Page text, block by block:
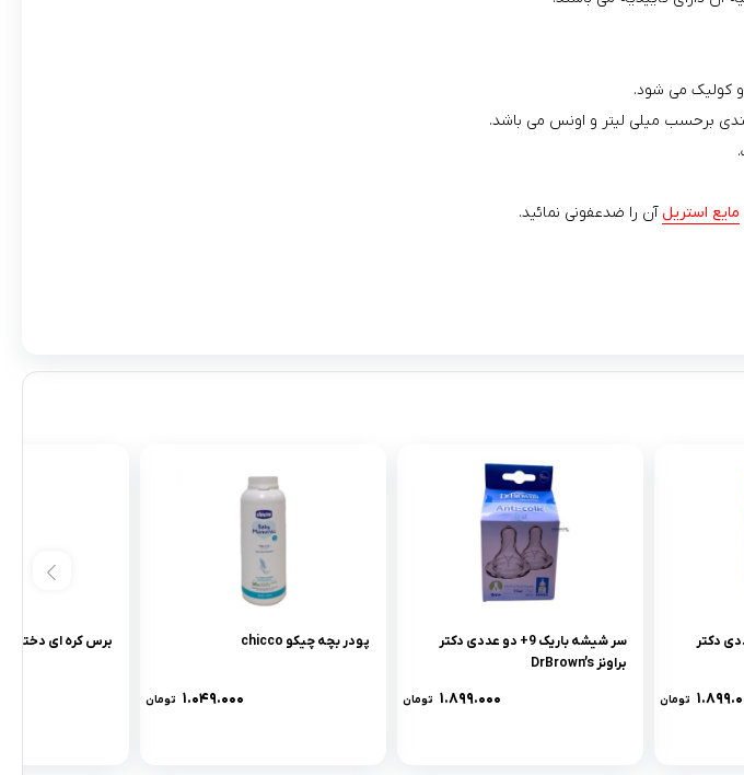
کولیک می شود.
مایع استریلآن را ضدعفونی نمائید.
دو عددى دکتر
تومان
سر شيشه باريک 9+ دو عددى دکتر
براونز DrBrown’s
۱.۸۹۹.۰۰۰ تومان
پودر بچه چیکو chicco
۱.۰۴۹.۰۰۰ تومان
برس کره اى